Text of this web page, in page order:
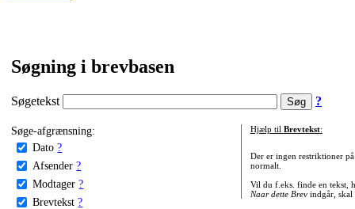
Søgning i brevbasen
Søgetekst ?
Søge-afgrænsning:
Dato ?
Afsender ?
Modtager ?
Brevtekst ?
Hjælp til Brevtekst:
Der er ingen restriktioner
normalt.
Vil du f.eks. finde en tekst,
Naar dette Brevindgår, skal